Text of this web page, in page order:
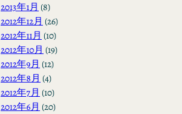
2013年1月 (8)
2012年12月 (26)
2012年11月 (10)
2012年10月 (19)
2012年9月 (12)
2012年8月 (4)
2012年7月 (10)
2012年6月 (20)